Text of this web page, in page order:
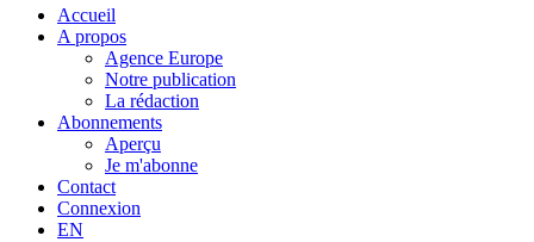
Accueil
A propos
Agence Europe
Notre publication
La rédaction
Abonnements
Aperçu
Je m'abonne
Contact
Connexion
EN